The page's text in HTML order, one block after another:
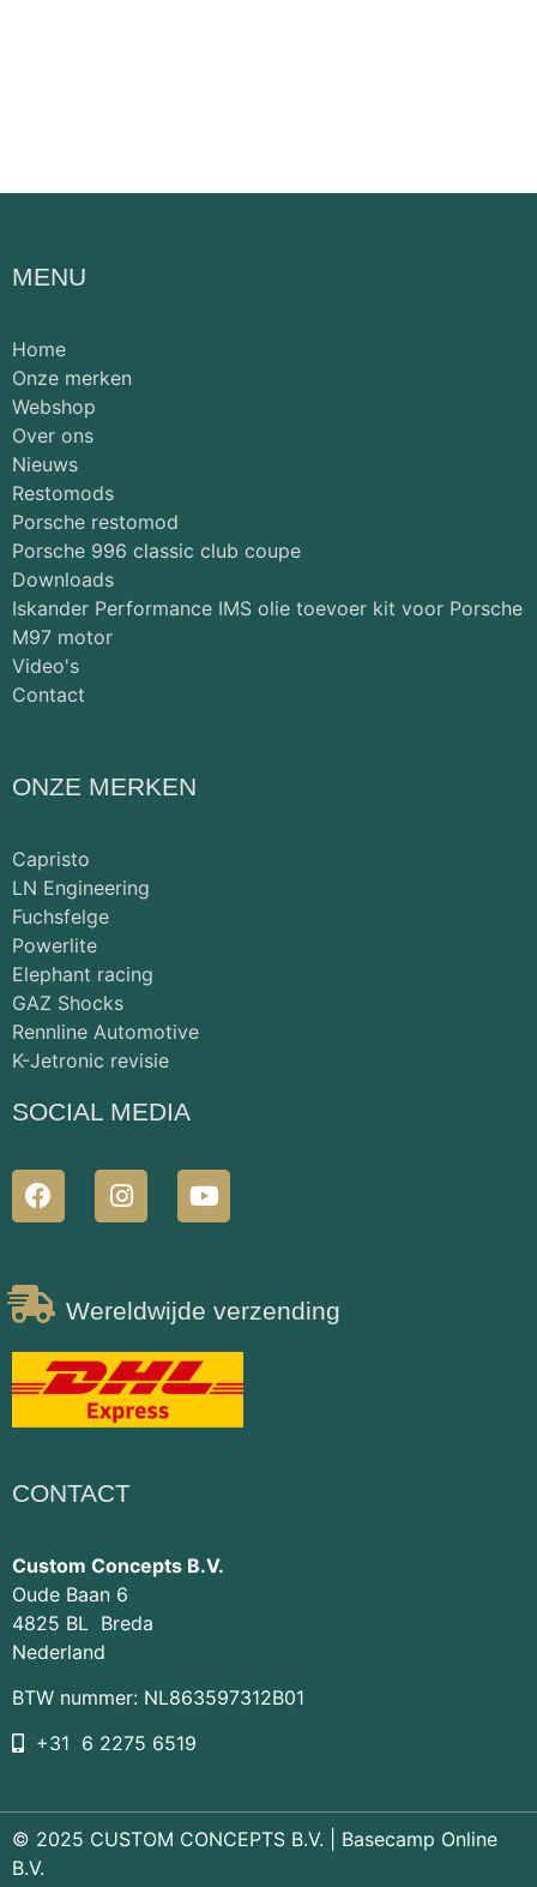
MENU
Home
Onze merken
Webshop
Over ons
Nieuws
Restomods
Porsche restomod
Porsche 996 classic club coupe
Downloads
Iskander Performance IMS olie toevoer kit voor Porsche
M97 motor
Video's
Contact
ONZE MERKEN
Capristo
LN Engineering
Fuchsfelge
Powerlite
Elephant racing
GAZ Shocks
Rennline Automotive
K-Jetronic revisie
SOCIAL MEDIA
Wereldwijde verzending
CONTACT
Custom Concepts B.V.
Oude Baan 6
4825 BL Breda
Nederland
BTW nummer: NL863597312B01
+31 6 2275 6519
© 2025 CUSTOM CONCEPTS B.V. | Basecamp Online
B.V.